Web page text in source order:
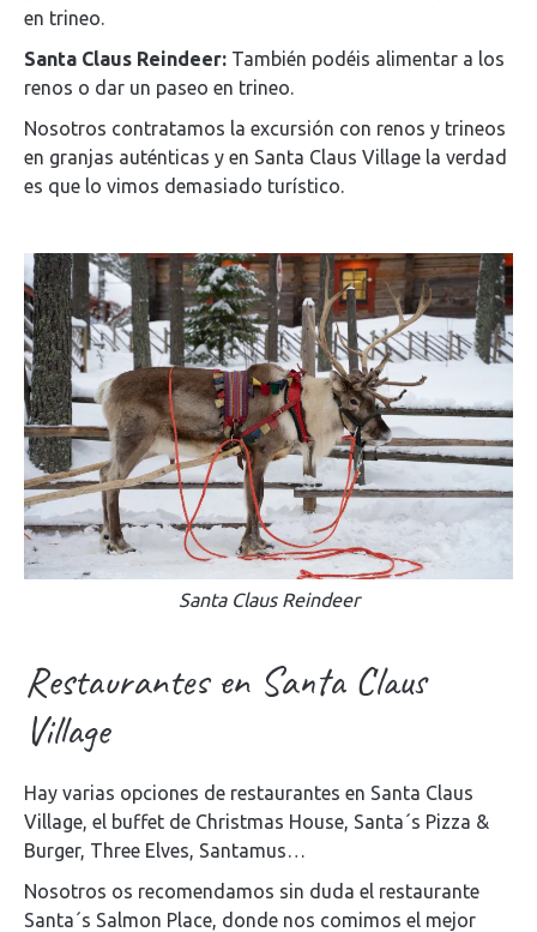
en trineo.
Santa Claus Reindeer: También podéis alimentar a los
renos o dar un paseo en trineo.
Nosotros contratamos la excursión con renos y trineos
en granjas auténticas y en Santa Claus Village la verdad
es que lo vimos demasiado turístico.
Santa Claus Reindeer
Restaurantes en Santa Claus
Village
Hay varias opciones de restaurantes en Santa Claus
Village, el buffet de Christmas House, Santa´s Pizza &
Burger, Three Elves, Santamus…
Nosotros os recomendamos sin duda el restaurante
Santa´s Salmon Place, donde nos comimos el mejor